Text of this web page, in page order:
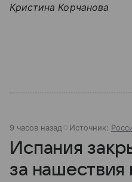
Кристина Корчанова
9 часов назад Источник:
Испания
за нашествия